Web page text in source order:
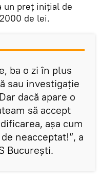
un preț inițial de
de lei.
ba o zi în plus
sau investigație
dacă apare o
să accept
așa cum
neacceptat!”, a
București.